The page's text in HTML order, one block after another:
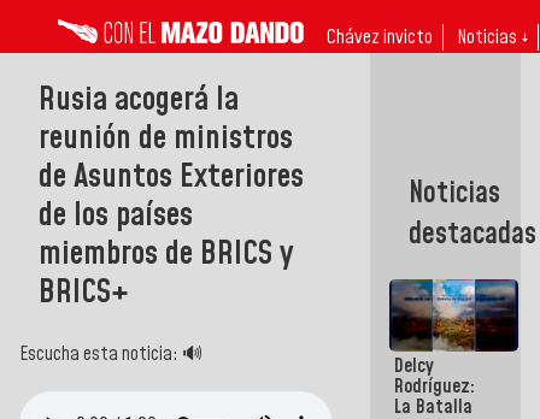
Chávez invicto Noticias ↓
Rusia acogerá la
reunión de ministros
de Asuntos Exteriores
de los países
miembros de BRICS y
BRICS+
Escucha esta noticia: 🔊
Noticias
destacadas
Delcy
Rodríguez:
La Batalla